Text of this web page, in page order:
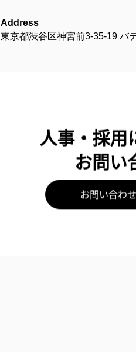
Address
東京都渋谷区神宮前3-35-19 バ